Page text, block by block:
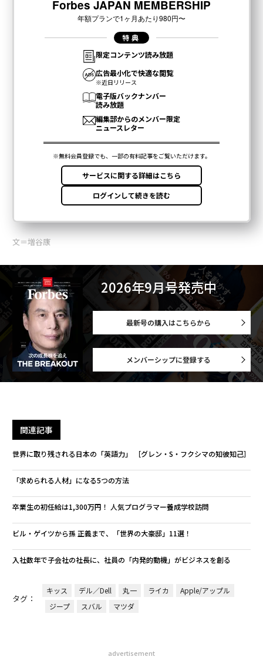
文＝増谷康
2026年9月号発売中
最新号の購入はこちらから
メンバーシップに登録する
関連記事
世界に取り残される日本の「英語力」 ［グレン・S・フクシマの知彼知己］
「求められる人材」になる5つの方法
卒業生の初任給は1,300万円！ 人気プログラマー養成学校訪問
ビル・ゲイツから孫 正義まで、「世界の大豪邸」11選！
入社数年で子会社の社長に、社員の「内発的動機」がビジネスを創る
タグ：
キッス デル／Dell 丸一 ライカ
Apple/アップル
ジープ
スバル マツダ
advertisement